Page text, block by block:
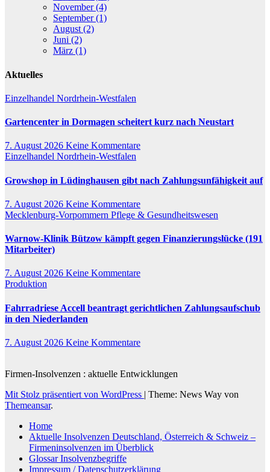
November (4)
September (1)
August (2)
Juni (2)
März (1)
Aktuelles
Einzelhandel Nordrhein-Westfalen
Gartencenter in Dormagen scheitert kurz nach Neustart
7. August 2026 Keine Kommentare
Einzelhandel Nordrhein-Westfalen
Growshop in Lüdinghausen gibt nach Zahlungsunfähigkeit auf
7. August 2026 Keine Kommentare
Mecklenburg-Vorpommern Pflege & Gesundheitswesen
Warnow-Klinik Bützow kämpft gegen Finanzierungslücke (191
Mitarbeiter)
7. August 2026 Keine Kommentare
Produktion
Fahrradriese Accell beantragt gerichtlichen Zahlungsaufschub
in den Niederlanden
7. August 2026 Keine Kommentare
Firmen-Insolvenzen : aktuelle Entwicklungen
Mit Stolz präsentiert von WordPress | Theme: News Way von
Themeansar.
Home
Aktuelle Insolvenzen Deutschland, Österreich & Schweiz –
Firmeninsolvenzen im Überblick
Glossar Insolvenzbegriffe
Impressum / Datenschutzerklärung